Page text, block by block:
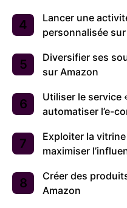
Lancer une
personnalisée
Diversifier ses
sur Amazon
Utiliser le service
automatiser l’e-
Exploiter la
maximiser
Créer des
Amazon